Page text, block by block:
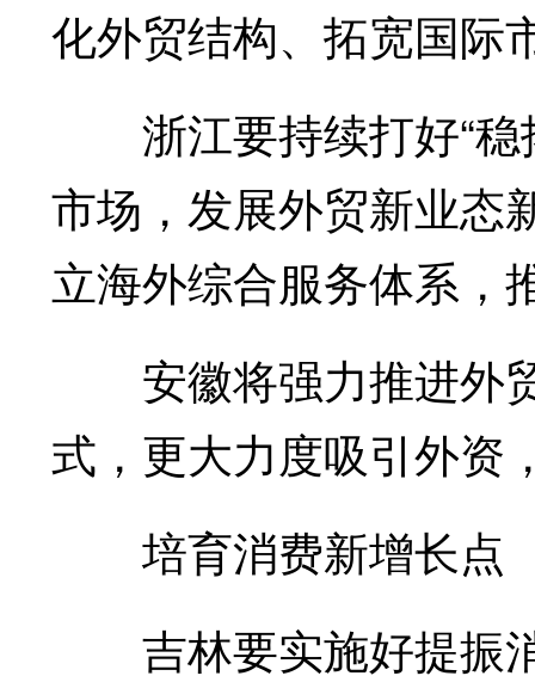
化外贸结构、拓宽国际
浙江要持续打好“稳
市场，发展外贸新业态
立海外综合服务体系，
安徽将强力推进外
式，更大力度吸引外资
培育消费新增长点
吉林要实施好提振